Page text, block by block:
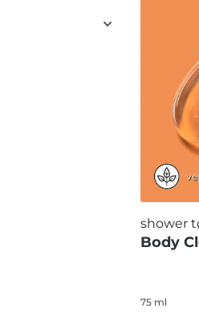
shower
Body
75 ml